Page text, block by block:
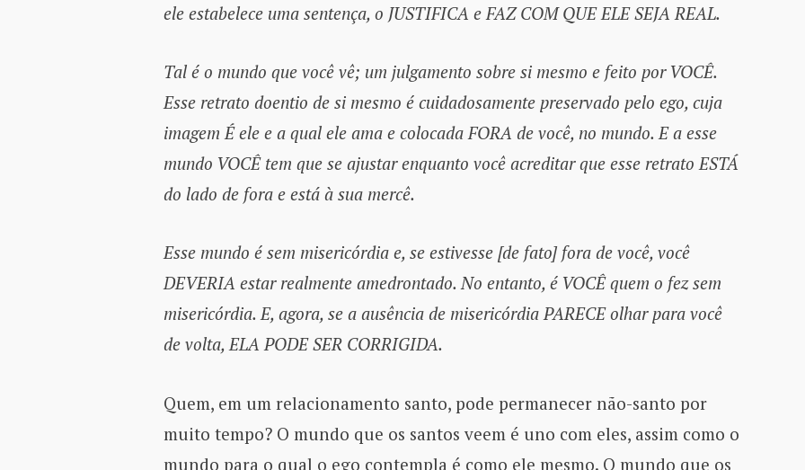
ele estabelece uma sentença, o JUSTIFICA e FAZ COM QUE ELE SEJA REAL.
Tal é o mundo que você vê; um julgamento sobre si mesmo e feito por VOCÊ.
Esse retrato doentio de si mesmo é cuidadosamente preservado pelo ego, cuja
imagem É ele e a qual ele ama e colocada FORA de você, no mundo. E a esse
mundo VOCÊ tem que se ajustar enquanto você acreditar que esse retrato ESTÁ
do lado de fora e está à sua mercê.
Esse mundo é sem misericórdia e, se estivesse [de fato] fora de você, você
DEVERIA estar realmente amedrontado. No entanto, é VOCÊ quem o fez sem
misericórdia. E, agora, se a ausência de misericórdia PARECE olhar para você
de volta, ELA PODE SER CORRIGIDA.
Quem, em um relacionamento santo, pode permanecer não-santo por
muito tempo? O mundo que os santos veem é uno com eles, assim como o
mundo para o qual o ego contempla é como ele mesmo. O mundo que os